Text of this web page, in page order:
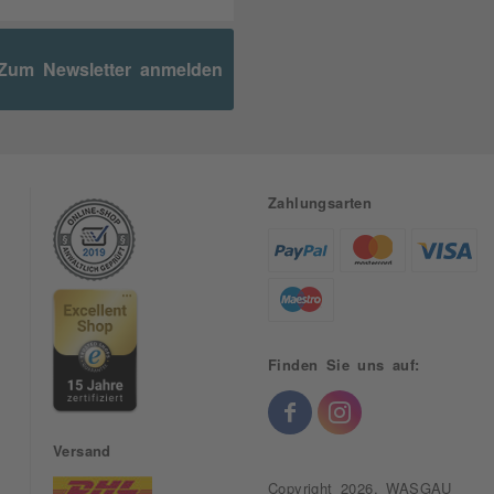
Newsletter anmelden
Versand
Zahlungsarten
Finden Sie uns auf:
Copyright 2026, WASGAU